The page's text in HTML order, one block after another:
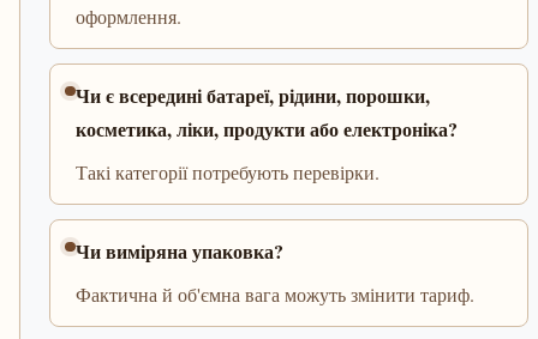
оформлення.
Чи є всередині батареї, рідини, порошки,
косметика, ліки, продукти або електроніка?
Такі категорії потребують перевірки.
Чи виміряна упаковка?
Фактична й об'ємна вага можуть змінити тариф.